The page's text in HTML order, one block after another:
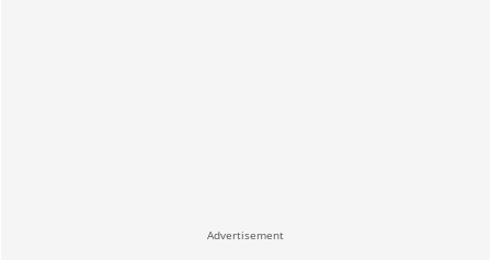
Advertisement